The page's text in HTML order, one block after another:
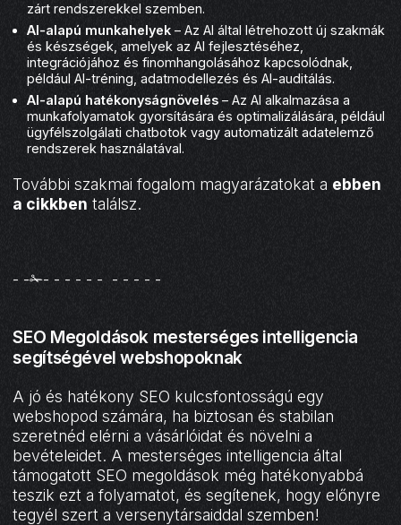
zárt rendszerekkel szemben.
AI-alapú munkahelyek – Az AI által létrehozott új szakmák
és készségek, amelyek az AI fejlesztéséhez,
integrációjához és finomhangolásához kapcsolódnak,
például AI-tréning, adatmodellezés és AI-auditálás.
AI-alapú hatékonyságnövelés – Az AI alkalmazása a
munkafolyamatok gyorsítására és optimalizálására, például
ügyfélszolgálati chatbotok vagy automatizált adatelemző
rendszerek használatával.
További szakmai fogalom magyarázatokat a ebben
a cikkben találsz.
- -✁- - - - - - - - - - -
SEO Megoldások mesterséges intelligencia
segítségével webshopoknak
A jó és hatékony SEO kulcsfontosságú egy
webshopod számára, ha biztosan és stabilan
szeretnéd elérni a vásárlóidat és növelni a
bevételeidet. A mesterséges intelligencia által
támogatott SEO megoldások még hatékonyabbá
teszik ezt a folyamatot, és segítenek, hogy előnyre
tegyél szert a versenytársaiddal szemben!